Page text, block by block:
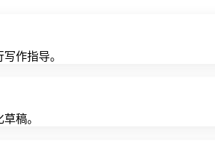
作指导。
稿。